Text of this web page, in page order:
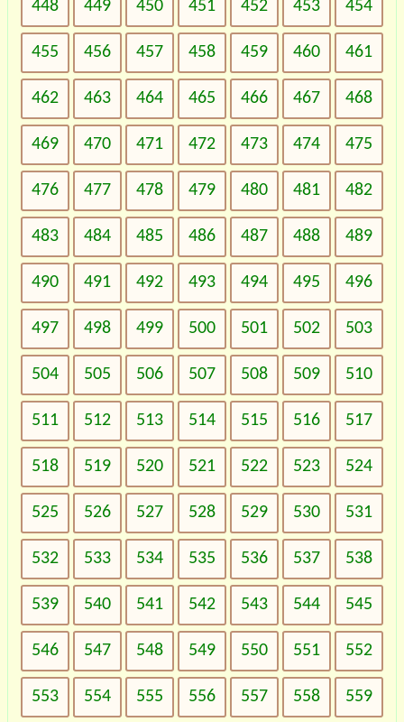
448 449 450 451 452 453 454
455 456 457 458 459 460 461
462 463 464 465 466 467 468
469 470 471 472 473 474 475
476 477 478 479 480 481 482
483 484 485 486 487 488 489
490 491 492 493 494 495 496
497 498 499 500 501 502 503
504 505 506 507 508 509 510
511 512 513 514 515 516 517
518 519 520 521 522 523 524
525 526 527 528 529 530 531
532 533 534 535 536 537 538
539 540 541 542 543 544 545
546 547 548 549 550 551 552
553 554 555 556 557 558 559